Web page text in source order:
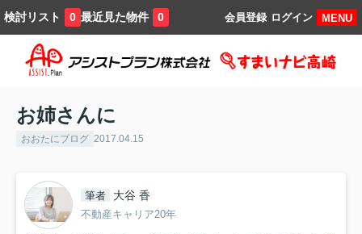
検討リスト 0 最近見た物件 0 MENU
ログイン
会員登録
お姉さんに
おおたにブログ 2017.04.15
筆者 大谷 香
不動産キャリア20年